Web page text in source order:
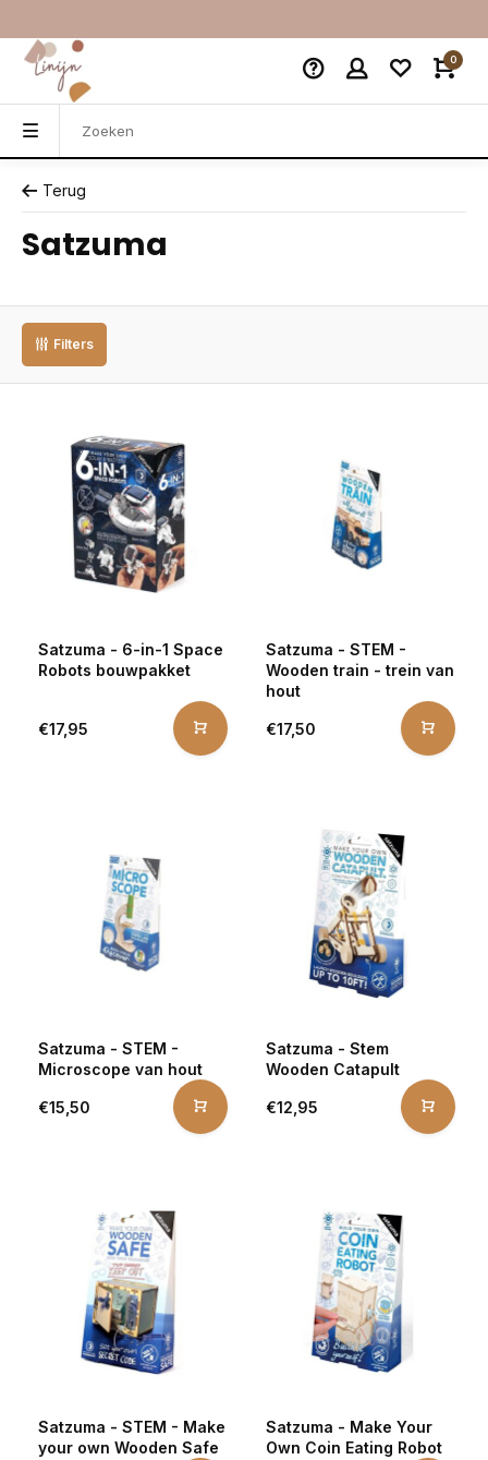
0
Terug
Satzuma
Filters
Satzuma - 6-in-1 Space
Robots bouwpakket
€17,95
Satzuma - STEM -
Wooden train - trein van
hout
€17,50
Satzuma - STEM -
Microscope van hout
€15,50
Satzuma - Stem
Wooden Catapult
€12,95
Satzuma - STEM - Make
your own Wooden Safe
Satzuma - Make Your
Own Coin Eating Robot